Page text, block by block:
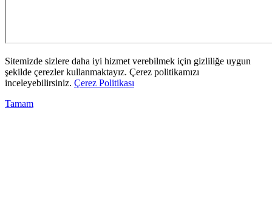
Sitemizde sizlere daha iyi hizmet verebilmek için gizliliğe uygun
şekilde çerezler kullanmaktayız. Çerez politikamızı
inceleyebilirsiniz. Çerez Politikası
Tamam